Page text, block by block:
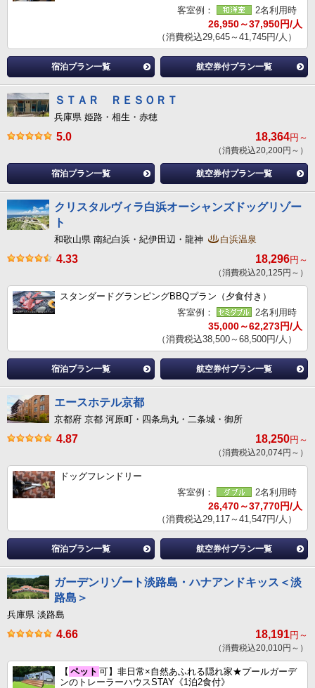
客室例：
2名利用時
26,950～37,950円/人
（消費税込29,645～41,745円/人）
宿泊プラン一覧 航空券付プラン一覧
ＳＴＡＲ ＲＥＳＯＲＴ
兵庫県 姫路・相生・赤穂
5.0 18,364円～
（消費税込20,200円～）
宿泊プラン一覧 航空券付プラン一覧
クリスタルヴィラ白浜オーシャンズドッグリゾー
ト
和歌山県 南紀白浜・紀伊田辺・龍神 白浜温泉
4.33 18,296円～
（消費税込20,125円～）
スタンダードグランピングBBQプラン（夕食付き）
客室例：
2名利用時
35,000～62,273円/人
（消費税込38,500～68,500円/人）
宿泊プラン一覧 航空券付プラン一覧
エースホテル京都
京都府 京都 河原町・四条烏丸・二条城・御所
4.87 18,250円～
（消費税込20,074円～）
ドッグフレンドリー
客室例：
2名利用時
26,470～37,770円/人
（消費税込29,117～41,547円/人）
宿泊プラン一覧 航空券付プラン一覧
ガーデンリゾート淡路島・ハナアンドキッス＜淡
路島＞
兵庫県 淡路島
4.66 18,191円～
（消費税込20,010円～）
【 ペット 可】非日常×自然あふれる隠れ家★プールガーデ
ンのトレーラーハウスSTAY《1泊2食付》